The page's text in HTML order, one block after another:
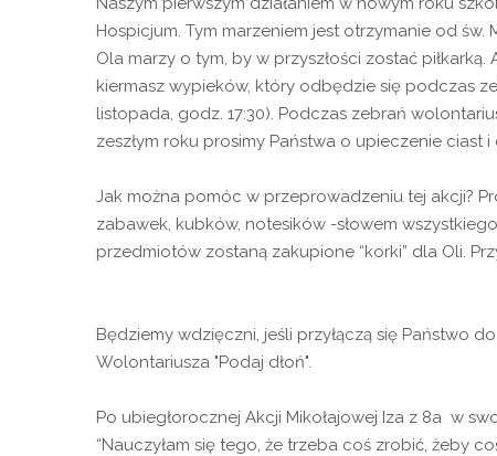
Hospicjum. Tym marzeniem jest otrzymanie od św.
Ola marzy o tym, by w przyszłości zostać
kiermasz wypieków, który odbędzie się podczas
listopada, godz. 17:30). Podczas zebrań
zeszłym roku prosimy Państwa o upieczenie ciast i
Jak można pomóc w przeprowadzeniu tej akcji?
zabawek, kubków, notesików -słowem
przedmiotów zostaną zakupione “korki” dla Oli.
Będziemy wdzięczni, jeśli przyłączą się Państwo
Wolontariusza "Podaj dłoń".
Po ubiegłorocznej Akcji Mikołajowej Iza z 8a w
“Nauczyłam się tego, że trzeba coś zrobić, żeby